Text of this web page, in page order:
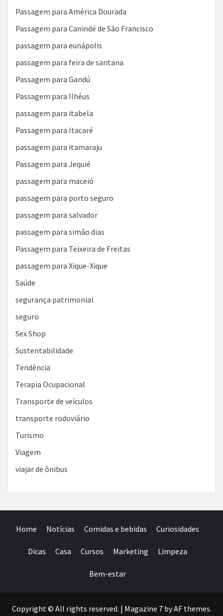
Passagem para América Dourada
Passagem para Canindé de São Francisco
passagem para eunápolis
passagem para feira de santana
Passagem para Gandú
Passagem para Ilhéus
passagem para itabela
Passagem para Itacaré
passagem para itamaraju
Passagem para Jequié
passagem para maceió
passagem para porto seguro
passagem para salvador
passagem para simão dias
Passagem para Teixeira de Freitas
passagem para Xique-Xique
Saúde
segurança patrimonial
seguro
Sex Shop
Sustentabilidade
Tendência
Terapia Ocupacional
Transporte de veículos
transporte rodoviário
Turismo
Viagem
viajar de ônibus
Home Notícias Comidas e bebidas Curiosidades
Dicas Casa Cursos Marketing Limpeza
Bem-estar
Copyright © All rights reserved. | Magazine 7by AF themes.